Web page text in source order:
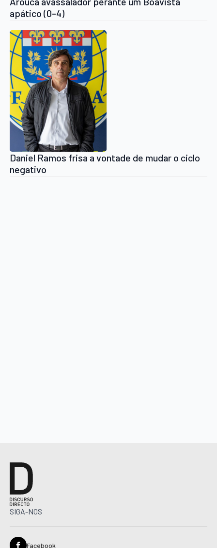
apático (0-4)
Daniel Ramos frisa a vontade de mudar o ciclo
negativo
SIGA-NOS
Facebook